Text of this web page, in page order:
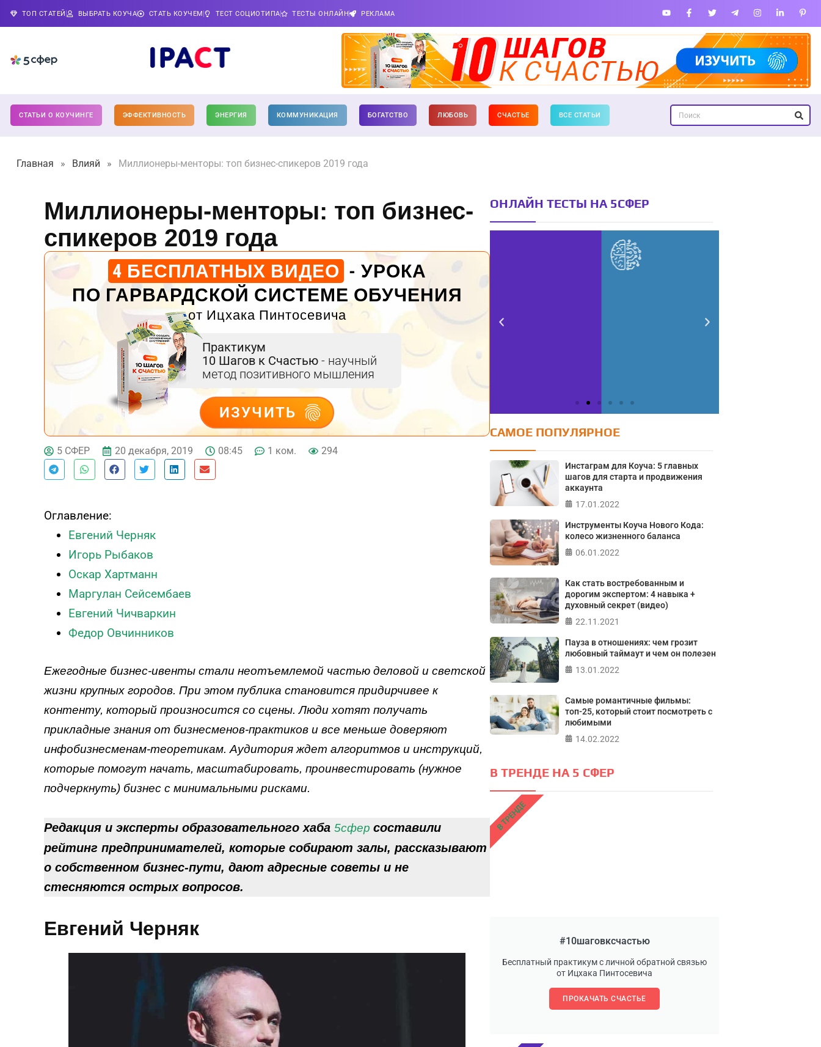
ТОП СТАТЕЙ ВЫБРАТЬ КОУЧА СТАТЬ КОУЧЕМ ТЕСТ СОЦИОТИПА ТЕСТЫ ОНЛАЙН РЕКЛАМА
СТАТЬИ О КОУЧИНГЕ ЭФФЕКТИВНОСТЬ ЭНЕРГИЯ КОММУНИКАЦИЯ БОГАТСТВО ЛЮБОВЬ СЧАСТЬЕ ВСЕ СТАТЬИ
Главная » Влияй » Миллионеры-менторы: топ бизнес-спикеров 2019 года
Миллионеры-менторы: топ бизнес-
спикеров 2019 года
4 БЕСПЛАТНЫХ ВИДЕО - УРОКА
ПО ГАРВАРДСКОЙ СИСТЕМЕ ОБУЧЕНИЯ
от Ицхака Пинтосевича
Практикум
10 Шагов к Счастью - научный
метод позитивного мышления
ИЗУЧИТЬ
ДЕЙСТВУЙ
5 СФЕР 20 декабря, 2019 08:45 1 ком. 294
Оглавление:
Евгений Черняк
Игорь Рыбаков
Оскар Хартманн
Маргулан Сейсембаев
Евгений Чичваркин
Федор Овчинников
Ежегодные бизнес-ивенты стали неотъемлемой частью деловой и светской
жизни крупных городов. При этом публика становится придирчивее к
контенту, который произносится со сцены. Люди хотят получать
прикладные знания от бизнесменов-практиков и все меньше доверяют
инфобизнесменам-теоретикам. Аудитория ждет алгоритмов и инструкций,
которые помогут начать, масштабировать, проинвестировать (нужное
подчеркнуть) бизнес с минимальными рисками.
Редакция и эксперты образовательного хаба 5сфер составили
рейтинг предпринимателей, которые собирают залы, рассказывают
о собственном бизнес-пути, дают адресные советы и не
стесняются острых вопросов.
Евгений Черняк
ОНЛАЙН ТЕСТЫ НА 5СФЕР
Тест эмоционального
выгорания
Онлайн диагностика синдрома
эмоционального выгорания
Тест: Как я
контролирую свою
жизнь?
Онлайн тест на основе шкалы
локуса контроля Джулиана Роттера
САМОЕ ПОПУЛЯРНОЕ
Инстаграм для Коуча: 5 главных
шагов для старта и продвижения
аккаунта
17.01.2022
Инструменты Коуча Нового Кода:
колесо жизненного баланса
06.01.2022
Как стать востребованным и
дорогим экспертом: 4 навыка +
духовный секрет (видео)
22.11.2021
Пауза в отношениях: чем грозит
любовный таймаут и чем он полезен
13.01.2022
Самые романтичные фильмы:
топ-25, который стоит посмотреть с
любимыми
14.02.2022
В ТРЕНДЕ НА 5 СФЕР
#10шаговксчастью
Бесплатный практикум с личной обратной связью
от Ицхака Пинтосевича
ПРОКАЧАТЬ СЧАСТЬЕ
В ТРЕНДЕ